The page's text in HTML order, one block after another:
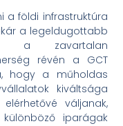
a földi infrastruktúra
a legeldugottabb
a zavartalan
révén a GCT
hogy a műholdas
kiváltsága
váljanak,
iparágak